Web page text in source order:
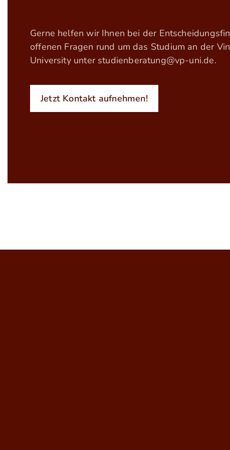
Gerne helfen wir Ihnen bei der
offenen Fragen rund um das Studium an der
University unter studienberatung@vp-uni.de.
Jetzt Kontakt aufnehmen!